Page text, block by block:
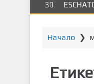
к
30
Начало ❯